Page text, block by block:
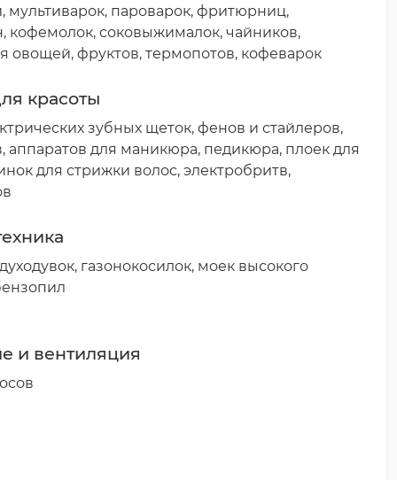
мультиварок, пароварок, фритюрниц,
соковыжималок, чайников,
овощей, фруктов, термопотов, кофеварок
красоты
зубных щеток, фенов и стайлеров,
аппаратов для маникюра, педикюра, плоек для
для стрижки волос, электробритв,
газонокосилок, моек высокого
и вентиляция